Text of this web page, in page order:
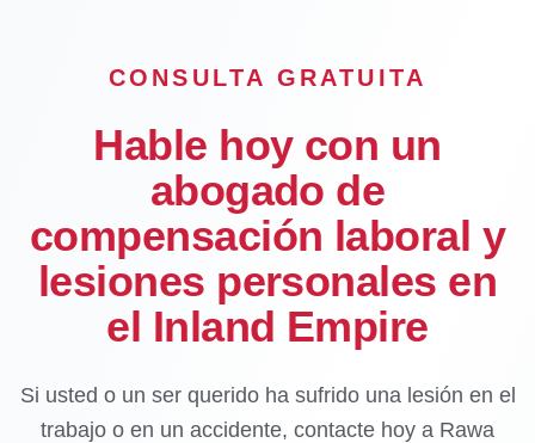
CONSULTA GRATUITA
Hable hoy con un
abogado de
compensación laboral y
lesiones personales en
el Inland Empire
Si usted o un ser querido ha sufrido una lesión en el
trabajo o en un accidente, contacte hoy a Rawa